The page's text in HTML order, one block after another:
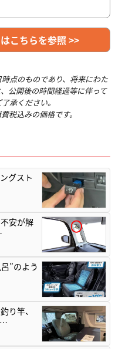
こちらを参照 >>
点のものであり、将来にわた
公開後の時間経過等に伴って
承ください。
税込みの価格です。
グスト
安が解
”のよう
り竿、
…